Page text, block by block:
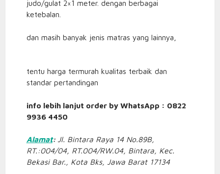
judo/gulat 2×1 meter. dengan berbagai
ketebalan.
dan masih banyak jenis matras yang lainnya,
tentu harga termurah kualitas terbaik dan
standar pertandingan
info lebih lanjut order by WhatsApp : 0822
9936 4450
Alamat: Jl. Bintara Raya 14 No.89B,
RT.:004/04, RT.004/RW.04, Bintara, Kec.
Bekasi Bar., Kota Bks, Jawa Barat 17134